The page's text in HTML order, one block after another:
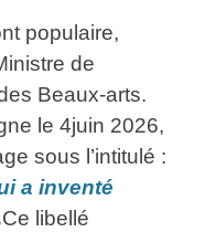
populaire,
de
Beaux-arts.
le 4juin 2026,
sous l’intitulé :
a inventé
Ce libellé